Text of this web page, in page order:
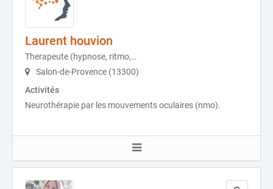
Laurent houvion
Therapeute (hypnose, ritmo,…
Salon-de-Provence (13300)
Activités
Neurothérapie par les mouvements oculaires (nmo).